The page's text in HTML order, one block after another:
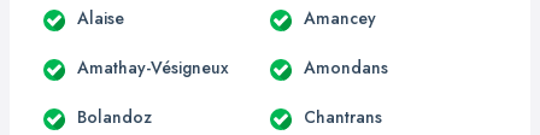
Alaise Amancey
Amathay-Vésigneux Amondans
Bolandoz Chantrans